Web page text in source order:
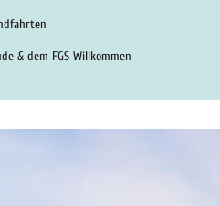
& dem FGS Willkommen